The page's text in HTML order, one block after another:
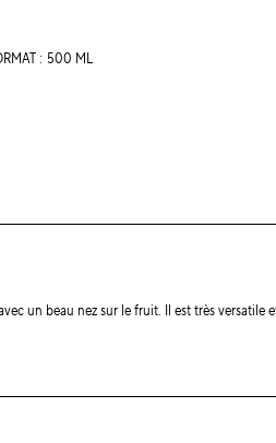
: 500 ML
un beau nez sur le fruit. Il est très versatile